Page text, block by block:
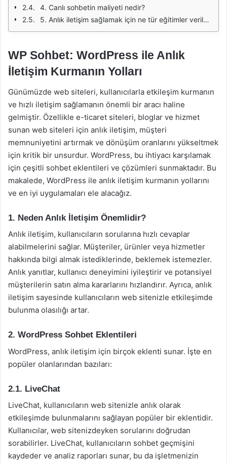
4. Canlı sohbetin maliyeti nedir?
5. Anlık iletişim sağlamak için ne tür eğitimler verilmelidir?
WP Sohbet: WordPress ile Anlık
İletişim Kurmanın Yolları
Günümüzde web siteleri, kullanıcılarla etkileşim kurmanın
ve hızlı iletişim sağlamanın önemli bir aracı haline
gelmiştir. Özellikle e-ticaret siteleri, bloglar ve hizmet
sunan web siteleri için anlık iletişim, müşteri
memnuniyetini artırmak ve dönüşüm oranlarını yükseltmek
için kritik bir unsurdur. WordPress, bu ihtiyacı karşılamak
için çeşitli sohbet eklentileri ve çözümleri sunmaktadır. Bu
makalede, WordPress ile anlık iletişim kurmanın yollarını
ve en iyi uygulamaları ele alacağız.
1. Neden Anlık İletişim Önemlidir?
Anlık iletişim, kullanıcıların sorularına hızlı cevaplar
alabilmelerini sağlar. Müşteriler, ürünler veya hizmetler
hakkında bilgi almak istediklerinde, beklemek istemezler.
Anlık yanıtlar, kullanıcı deneyimini iyileştirir ve potansiyel
müşterilerin satın alma kararlarını hızlandırır. Ayrıca, anlık
iletişim sayesinde kullanıcıların web sitenizle etkileşimde
bulunma olasılığı artar.
2. WordPress Sohbet Eklentileri
WordPress, anlık iletişim için birçok eklenti sunar. İşte en
popüler olanlarından bazıları:
2.1. LiveChat
LiveChat, kullanıcıların web sitenizle anlık olarak
etkileşimde bulunmalarını sağlayan popüler bir eklentidir.
Kullanıcılar, web sitenizdeyken sorularını doğrudan
sorabilirler. LiveChat, kullanıcıların sohbet geçmişini
kaydeder ve analiz raporları sunar, bu da işletmenizin